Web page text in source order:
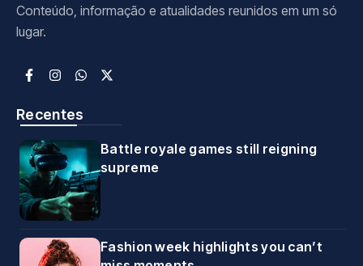
Conteúdo, informação e atualidades reunidos em um só
lugar.
Recentes
Battle royale games still reigning
supreme
Fashion week highlights you can’t